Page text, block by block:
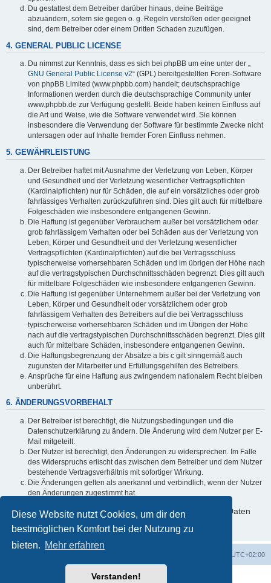
Diese Website nutzt Cookies, um dir den
bestmöglichen Komfort bei der Nutzung zu
bieten. Mehr erfahren
Verstanden!
Du gestattest dem Betreiber darüber hinaus, deine Beiträge
abzuändern, sofern sie gegen o. g. Regeln verstoßen oder geeignet
sind, dem Betreiber oder einem Dritten Schaden zuzufügen.
4. GENERAL PUBLIC LICENSE
Du nimmst zur Kenntnis, dass es sich bei phpBB um eine unter der „
GNU General Public License v2“ (GPL) bereitgestellten Foren-Software
von phpBB Limited (www.phpbb.com) handelt; deutschsprachige
Informationen werden durch die deutschsprachige Community unter
www.phpbb.de zur Verfügung gestellt. Beide haben keinen Einfluss auf
die Art und Weise, wie die Software verwendet wird. Sie können
insbesondere die Verwendung der Software für bestimmte Zwecke nicht
untersagen oder auf Inhalte fremder Foren Einfluss nehmen.
5. GEWÄHRLEISTUNG
Der Betreiber haftet mit Ausnahme der Verletzung von Leben, Körper
und Gesundheit und der Verletzung wesentlicher Vertragspflichten
(Kardinalpflichten) nur für Schäden, die auf ein vorsätzliches oder grob
fahrlässiges Verhalten zurückzuführen sind. Dies gilt auch für mittelbare
Folgeschäden wie insbesondere entgangenen Gewinn.
Die Haftung ist gegenüber Verbrauchern außer bei vorsätzlichem oder
grob fahrlässigem Verhalten oder bei Schäden aus der Verletzung von
Leben, Körper und Gesundheit und der Verletzung wesentlicher
Vertragspflichten (Kardinalpflichten) auf die bei Vertragsschluss
typischerweise vorhersehbaren Schäden und im übrigen der Höhe nach
auf die vertragstypischen Durchschnittsschäden begrenzt. Dies gilt auch
für mittelbare Folgeschäden wie insbesondere entgangenen Gewinn.
Die Haftung ist gegenüber Unternehmern außer bei der Verletzung von
Leben, Körper und Gesundheit oder vorsätzlichem oder grob
fahrlässigem Verhalten des Betreibers auf die bei Vertragsschluss
typischerweise vorhersehbaren Schäden und im Übrigen der Höhe
nach auf die vertragstypischen Durchschnittsschäden begrenzt. Dies gilt
auch für mittelbare Schäden, insbesondere entgangenen Gewinn.
Die Haftungsbegrenzung der Absätze a bis c gilt sinngemäß auch
zugunsten der Mitarbeiter und Erfüllungsgehilfen des Betreibers.
Ansprüche für eine Haftung aus zwingendem nationalem Recht bleiben
unberührt.
6. ÄNDERUNGSVORBEHALT
Der Betreiber ist berechtigt, die Nutzungsbedingungen und die
Datenschutzerklärung zu ändern. Die Änderung wird dem Nutzer per E-
Mail mitgeteilt.
Der Nutzer ist berechtigt, den Änderungen zu widersprechen. Im Falle
des Widerspruchs erlischt das zwischen dem Betreiber und dem Nutzer
bestehende Vertragsverhältnis mit sofortiger Wirkung.
Die Änderungen gelten als anerkannt und verbindlich, wenn der Nutzer
den Änderungen zugestimmt hat.
Informationen über den Umgang mit deinen persönlichen Daten
sind in der Datenschutzerklärung enthalten.
UTC+02:00
Powered byphpBB® Forum Software © phpBB Limited